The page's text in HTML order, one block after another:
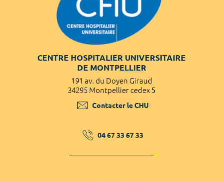
CENTRE HOSPITALIER UNIVERSITAIRE
DE MONTPELLIER
191 av. du Doyen Giraud
34295 Montpellier cedex 5
Contacter le CHU
04 67 33 67 33